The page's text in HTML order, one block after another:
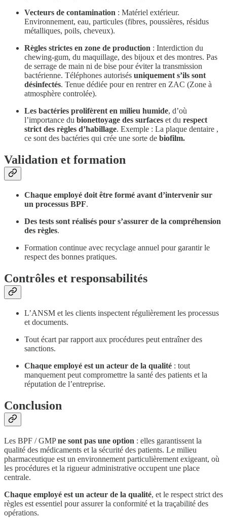
Vecteurs de contamination : Matériel extérieur.
Environnement, eau, particules (fibres, poussières, résidus
métalliques, poils, cheveux).
Règles strictes en zone de production : Interdiction du
chewing-gum, du maquillage, des bijoux et des montres. Pas
de serrage de main ni de bise pour éviter la transmission
bactérienne. Téléphones autorisés uniquement s’ils sont
désinfectés. Tenue dédiée pour en rentrer en ZAC (Zone à
atmosphère controlée).
Les bactéries prolifèrent en milieu humide, d’où
l’importance du bionettoyage des surfaces et du respect
strict des règles d’habillage. Exemple : La plaque dentaire ,
ce sont des bactéries qui crée une sorte de biofilm.
Validation et formation
Chaque employé doit être formé avant d’intervenir sur
un processus BPF.
Des tests sont réalisés pour s’assurer de la compréhension
des règles.
Formation continue avec recyclage annuel pour garantir le
respect des bonnes pratiques.
Contrôles et responsabilités
L’ANSM et les clients inspectent régulièrement les processus
et documents.
Tout écart par rapport aux procédures peut entraîner des
sanctions.
Chaque employé est un acteur de la qualité : tout
manquement peut compromettre la santé des patients et la
réputation de l’entreprise.
Conclusion
Les BPF / GMPne sont pas une option : elles garantissent la
qualité des médicaments et la sécurité des patients. Le milieu
pharmaceutique est un environnement particulièrement exigeant, où
les procédures et la rigueur administrative occupent une place
centrale.
Chaque employé est un acteur de la qualité, et le respect strict des
règles est essentiel pour assurer la conformité et la traçabilité des
opérations.